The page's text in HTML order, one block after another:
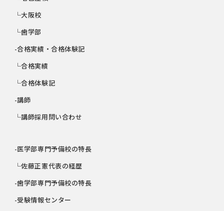
└大阪校
└歯学部
-合格実績・合格体験記
└合格実績
└合格体験記
-講師
└講師採用問い合わせ
-医学部専門予備校の特長
└佐藤正憲代表の経歴
-歯学部専門予備校の特長
-受験情報センター